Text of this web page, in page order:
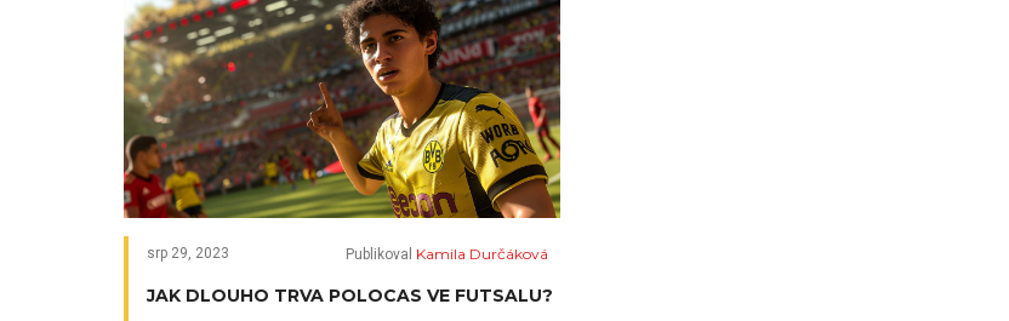
srp 29, 2023 Publikoval Kamila Durčáková
JAK DLOUHO TRVA POLOCAS VE FUTSALU?